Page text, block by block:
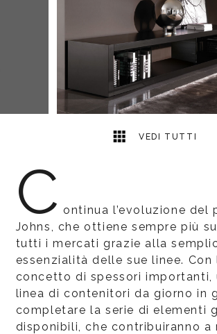
VEDI TUTTI
C ontinua l’evoluzione del
Johns, che ottiene sempre più
tutti i mercati grazie alla
essenzialità delle sue linee. Con
concetto di spessori importanti,
linea di contenitori da giorno in
completare la serie di elementi
disponibili, che contribuiranno a